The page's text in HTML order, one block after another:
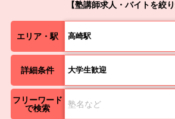
【塾講師求人・バイトを絞り
エリア・駅 高崎駅
詳細条件 大学生歓迎
フリーワード
で検索